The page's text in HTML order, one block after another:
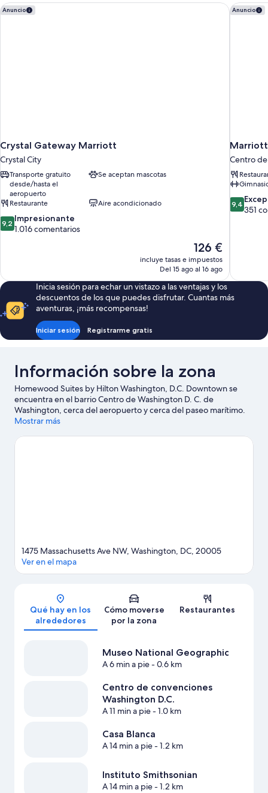
and
(1
King
Anuncio
Crystal Gateway Marriott
Crystal City
Transporte gratuito
desde/hasta el
aeropuerto
Se aceptan mascotas
Restaurante Aire acondicionado
9.2
sobre
9,2 Impresionante
1.016 comentarios
El
precio
actual
de
126 €
126 €
incluye tasas e impuestos
Del 15 ago al 16 ago
Crystal Gateway Marriott Anuncio
Centro
9.4
sobre
9,4
351
Marriott
Inicia sesión para echar un vistazo a las ventajas y los
descuentos de los que puedes disfrutar. Cuantas más
aventuras, ¡más recompensas!
Iniciar sesión Registrarme gratis
Información sobre la zona
Homewood Suites by Hilton Washington, D.C. Downtown se
encuentra en el barrio Centro de Washington D. C. de
Washington, cerca del aeropuerto y cerca del paseo marítimo.
Instituto Smithsonian y Museo Nacional de Historia Americana
añádelos a tu itinerario junto con Casa Blanca y Monumento a
Mostrar más
Mapa
1475 Massachusetts Ave NW, Washington, DC, 20005
Ver en el mapa
Qué hay en los
alrededores
Cómo moverse
por la zona
Restaurantes
Museo National Geographic
A 6 min a pie- 0.6 km
Centro de convenciones
Washington D.C.
A 11 min a pie- 1.0 km
Casa Blanca
A 14 min a pie- 1.2 km
Instituto Smithsonian
A 14 min a pie- 1.2 km